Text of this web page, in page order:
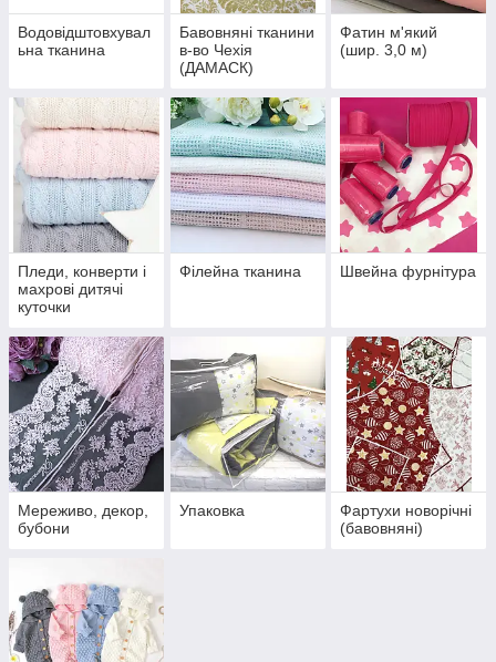
Водовідштовхувал
ьна тканина
Бавовняні тканини
в-во Чехія
(ДАМАСК)
Фатин м'який
(шир. 3,0 м)
Пледи, конверти і
махрові дитячі
куточки
Філейна тканина Швейна фурнітура
Мереживо, декор,
бубони
Упаковка
Фартухи новорічні
(бавовняні)